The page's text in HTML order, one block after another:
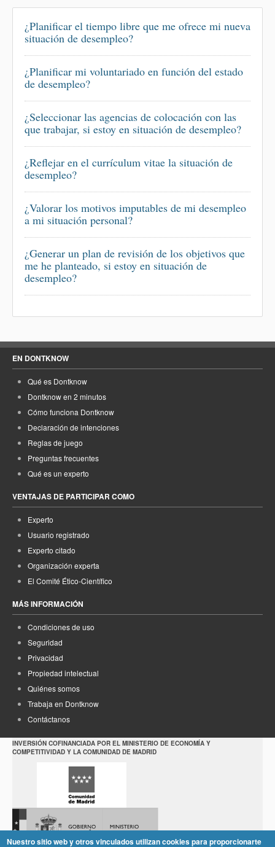
¿Planificar el tiempo libre que me ofrece mi nueva
situación de desempleo?
¿Planificar mi voluntariado en función del estado
de desempleo?
¿Seleccionar las agencias de colocación con las
que trabajar, si estoy en situación de desempleo?
¿Reflejar en el currículum vitae la situación de
desempleo?
¿Valorar los motivos imputables de mi desempleo
a mi situación personal?
¿Generar un plan de revisión de los objetivos que
me he planteado, si estoy en situación de
desempleo?
EN DONTKNOW
Qué es Dontknow
Dontknow en 2 minutos
Cómo funciona Dontknow
Declaración de intenciones
Reglas de juego
Preguntas frecuentes
Qué es un experto
VENTAJAS DE PARTICIPAR COMO
Experto
Usuario registrado
Experto citado
Organización experta
El Comité Ético-Científico
MÁS INFORMACIÓN
Condiciones de uso
Seguridad
Privacidad
Propiedad intelectual
Quiénes somos
Trabaja en Dontknow
Contáctanos
INVERSIÓN COFINANCIADA POR EL MINISTERIO DE ECONOMÍA Y
COMPETITIVIDAD Y LA COMUNIDAD DE MADRID
Nuestro sitio web y otros vinculados utilizan cookies para proporcionarte